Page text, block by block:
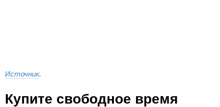
Источник.
Купите свободное время